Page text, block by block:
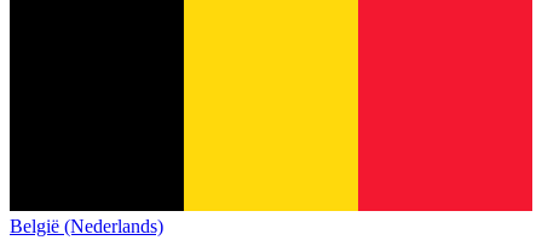
België (Nederlands)